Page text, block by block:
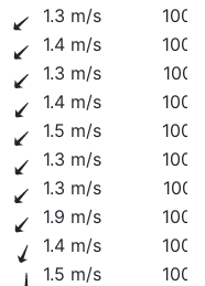
1.3 m/s
1.4 m/s
1.3 m/s
1.4 m/s
1.5 m/s
1.3 m/s
1.3 m/s
1.9 m/s
1.4 m/s
1.5 m/s